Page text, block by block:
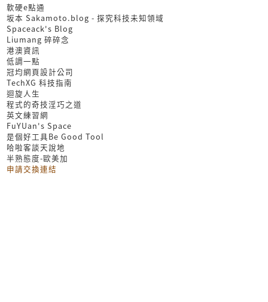
軟硬e點通
坂本 Sakamoto.blog - 探究科技未知領域
Spaceack's Blog
Liumang 碎碎念
港澳資訊
低調一點
冠均網頁設計公司
TechXG 科技指南
迴旋人生
程式的奇技淫巧之道
英文練習網
FuYUan's Space
是個好工具Be Good Tool
哈啦客談天說地
半熟態度-歐美加
申請交換連結